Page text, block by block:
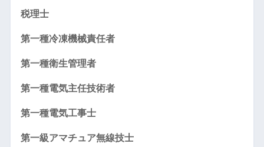
税理士
第一種冷凍機械責任者
第一種衛生管理者
第一種電気主任技術者
第一種電気工事士
第一級アマチュア無線技士